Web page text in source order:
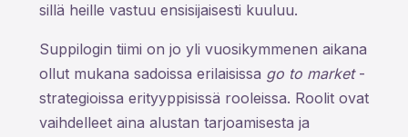
sillä heille vastuu ensisijaisesti kuuluu.
Suppilogin tiimi on jo yli vuosikymmenen aikana
ollut mukana sadoissa erilaisissa go to market-
strategioissa erityyppisissä rooleissa. Roolit ovat
vaihdelleet aina alustan tarjoamisesta ja